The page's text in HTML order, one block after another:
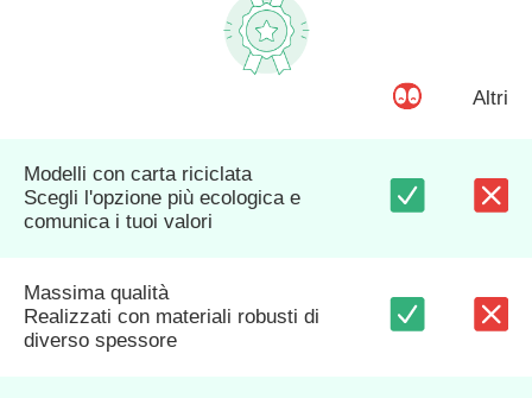
Altri
Modelli con carta riciclata
Scegli l'opzione più ecologica e
comunica i tuoi valori
Massima qualità
Realizzati con materiali robusti di
diverso spessore